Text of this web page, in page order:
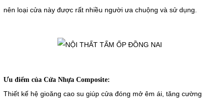
nên loại cửa này được rất nhiều người ưa chuộng và sử dụng.
Ưu điểm của Cửa Nhựa Composite:
Thiết kế hệ gioăng cao su giúp cửa đóng mở êm ái, tăng cường